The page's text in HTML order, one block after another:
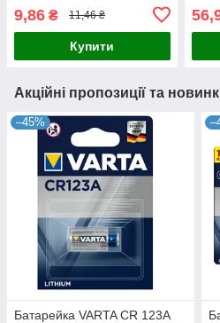
9,86 ₴ 11,46 ₴
Купити
Акційні пропозиції та
–45%
Батарейка VARTA CR 123A